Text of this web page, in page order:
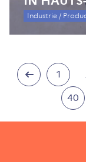
Industrie /
1
40